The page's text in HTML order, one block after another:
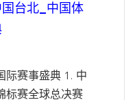
台北_中国体
际赛事盛典 1. 中
标赛全球总决赛